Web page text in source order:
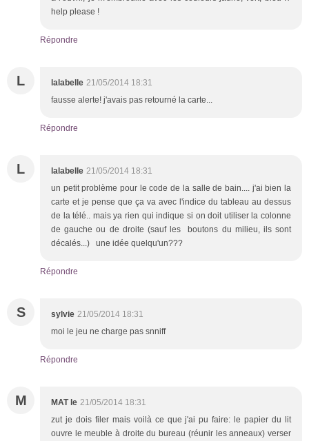
help please !
Répondre
L lalabelle 21/05/2014 18:31
fausse alerte! j'avais pas retourné la carte...
Répondre
L lalabelle 21/05/2014 18:31
un petit problème pour le code de la salle de bain.... j'ai bien la
carte et je pense que ça va avec l'indice du tableau au dessus
de la télé.. mais ya rien qui indique si on doit utiliser la colonne
de gauche ou de droite (sauf les boutons du milieu, ils sont
décalés...) une idée quelqu'un???
Répondre
S sylvie 21/05/2014 18:31
moi le jeu ne charge pas snniff
Répondre
M MAT le 21/05/2014 18:31
zut je dois filer mais voilà ce que j'ai pu faire: le papier du lit
ouvre le meuble à droite du bureau (réunir les anneaux) verser